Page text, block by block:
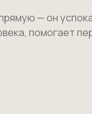
— он
помогает